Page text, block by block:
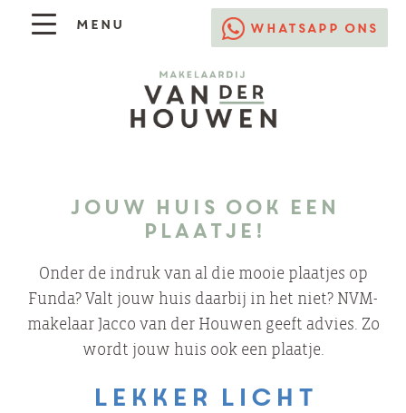
MENU Whatsapp ons
Jouw huis ook een
plaatje!
Onder de indruk van al die mooie plaatjes op
Funda? Valt jouw huis daarbij in het niet? NVM-
makelaar Jacco van der Houwen geeft advies. Zo
wordt jouw huis ook een plaatje.
Lekker licht